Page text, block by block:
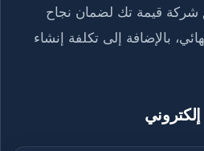
قيمة تك لضمان نجاح
بالإضافة إلى تكلفة إنشاء